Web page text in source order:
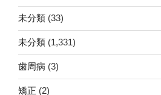
未分類 (33)
未分類 (1,331)
歯周病 (3)
矯正 (2)